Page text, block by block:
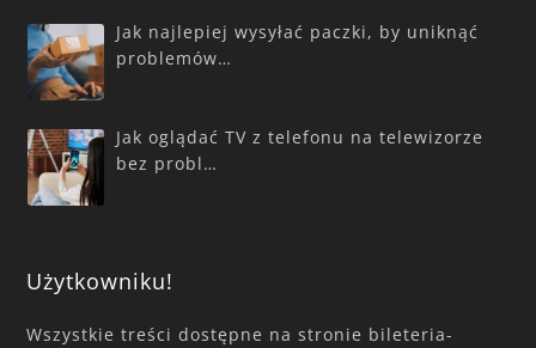
Jak najlepiej wysyłać paczki, by uniknąć
problemów…
Jak oglądać TV z telefonu na telewizorze
bez probl…
Użytkowniku!
Wszystkie treści dostępne na stronie bileteria-